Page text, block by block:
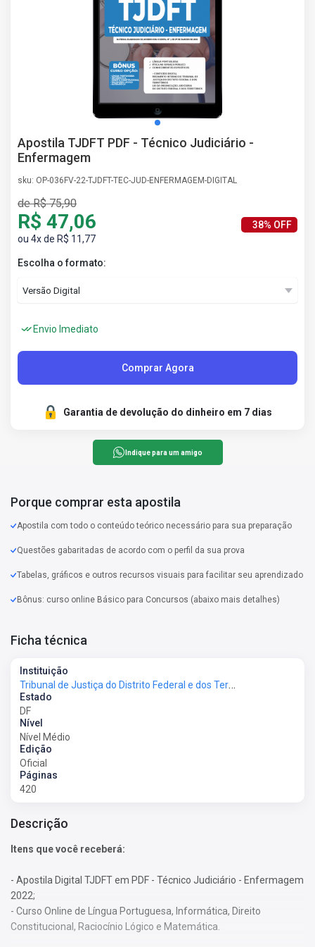
Apostila TJDFT PDF - Técnico Judiciário -
Enfermagem
sku: OP-036FV-22-TJDFT-TEC-JUD-ENFERMAGEM-DIGITAL
de R$ 75,90
R$ 47,06
ou 4x de R$ 11,77
38% OFF
Escolha o formato:
Envio Imediato
Comprar Agora
Garantia de devolução do dinheiro em 7 dias
Indique para um amigo
Porque comprar esta apostila
Apostila com todo o conteúdo teórico necessário para sua preparação
Questões gabaritadas de acordo com o perfil da sua prova
Tabelas, gráficos e outros recursos visuais para facilitar seu aprendizado
Bônus: curso online Básico para Concursos (abaixo mais detalhes)
Ficha técnica
Instituição
Tribunal de Justiça do Distrito Federal e dos Territórios - TJ-DFT
Estado
DF
Nível
Nível Médio
Edição
Oficial
Páginas
420
Descrição
Itens que você receberá:
- Apostila Digital TJDFT em PDF - Técnico Judiciário - Enfermagem
2022;
- Curso Online de Língua Portuguesa, Informática, Direito
Constitucional, Raciocínio Lógico e Matemática.